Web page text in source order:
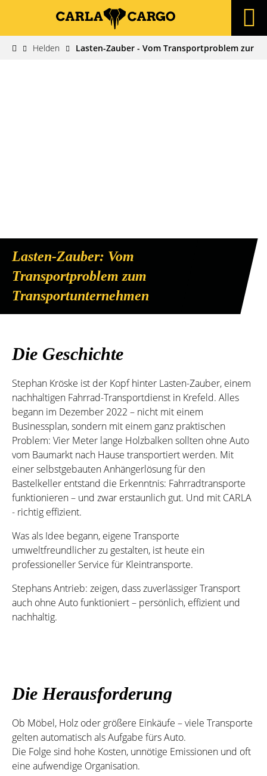
Helden Lasten-Zauber - Vom Transportproblem zur
Lasten-Zauber: Vom
Transportproblem zum
Transportunternehmen
Die Geschichte
Stephan Kröske ist der Kopf hinter Lasten-Zauber, einem
nachhaltigen Fahrrad-Transportdienst in Krefeld. Alles
begann im Dezember 2022 – nicht mit einem
Businessplan, sondern mit einem ganz praktischen
Problem: Vier Meter lange Holzbalken sollten ohne Auto
vom Baumarkt nach Hause transportiert werden. Mit
einer selbstgebauten Anhängerlösung für den
Bastelkeller entstand die Erkenntnis: Fahrradtransporte
funktionieren – und zwar erstaunlich gut. Und mit CARLA
- richtig effizient.
Was als Idee begann, eigene Transporte
umweltfreundlicher zu gestalten, ist heute ein
professioneller Service für Kleintransporte.
Stephans Antrieb: zeigen, dass zuverlässiger Transport
auch ohne Auto funktioniert – persönlich, effizient und
nachhaltig.
Die Herausforderung
Ob Möbel, Holz oder größere Einkäufe – viele Transporte
gelten automatisch als Aufgabe fürs Auto.
Die Folge sind hohe Kosten, unnötige Emissionen und oft
eine aufwendige Organisation.